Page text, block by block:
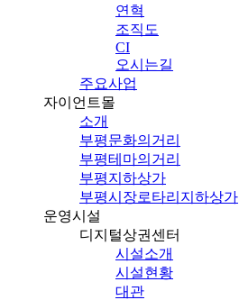
연혁
조직도
CI
오시는길
주요사업
자이언트몰
소개
부평문화의거리
부평테마의거리
부평지하상가
부평시장로타리지하상가
운영시설
디지털상권센터
시설소개
시설현황
대관